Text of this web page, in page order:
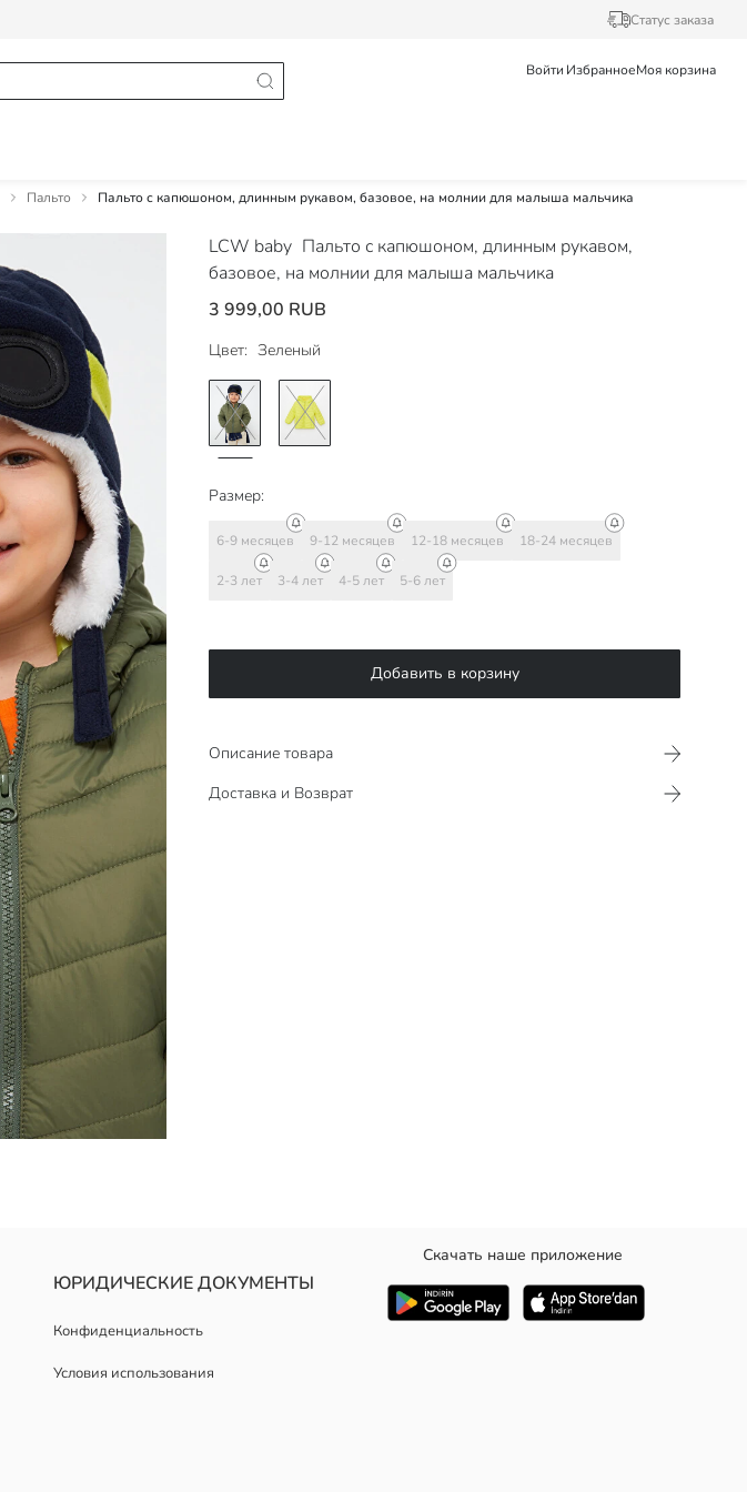
Статус заказа
Войти ИзбранноеМоя корзина
Пальто Пальто с капюшоном, длинным рукавом, базовое, на молнии для малыша мальчика
LCW baby Пальто с капюшоном, длинным рукавом,
базовое, на молнии для малыша мальчика
3 999,00 RUB
Цвет: Зеленый
Размер:
6-9 месяцев 9-12 месяцев 12-18 месяцев 18-24 месяцев
2-3 лет 3-4 лет 4-5 лет 5-6 лет
Добавить в корзину
Описание товара
Доставка и Возврат
ЮРИДИЧЕСКИЕ ДОКУМЕНТЫ
Конфиденциальность
Условия использования
Скачать наше приложение